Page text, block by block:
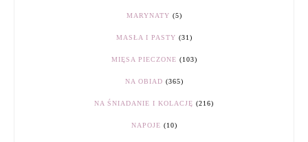
MARYNATY (5)
MASŁA I PASTY (31)
MIĘSA PIECZONE (103)
NA OBIAD (365)
NA ŚNIADANIE I KOLACJĘ (216)
NAPOJE (10)